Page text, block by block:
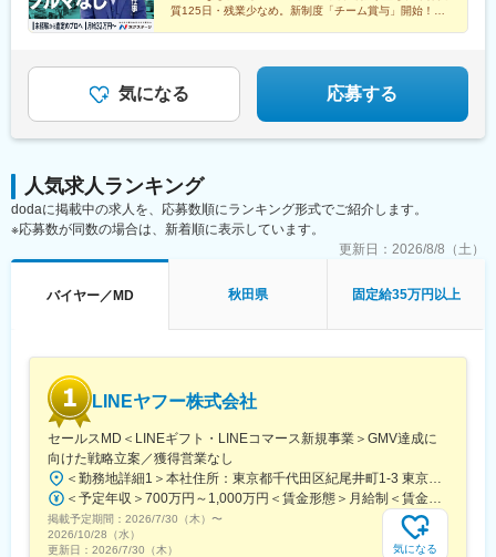
豊明駅、丸亀駅、久米田駅、岐南駅、細畑駅、日向住吉駅、ケー
ブル八幡宮山上駅、伏見駅(京都府)、新大楽毛駅、竜田口駅、伊勢
陽女学園前駅、牛田駅(広島県)、運動公園前駅(青森県)、江南駅(愛
知県)、竜王駅、香里園駅、高岡やぶなみ駅、円座駅、知寄町二丁
目駅、吹上駅(埼玉県)、佐賀駅、萩原天神駅、森林公園駅(北海
橋駅(愛媛県)、北松本駅、焼津駅、信濃国分寺駅、北上尾駅、寝屋
川市駅、東新潟駅、寺尾駅、新宮中央駅、新座駅、道場南口駅、
偕楽園駅、長泉なめり駅、上野毛駅、岩手飯岡駅、西尾駅、土山
駅、石岡駅、石巻あゆみ野駅、摂津駅、中野栄駅、八乙女駅、黒
駅、福井駅(岡山県)、早島駅、淵野辺駅、草加駅、南草津駅、西小
分駅、千川駅、川中島駅、千里駅(三重県)、鶴岡駅、塩釜口駅、土
陸多賀駅、笹原駅、竹下駅、七重浜駅、北八王子駅、八戸駅、折
尾駅、志村三丁目駅、美濃川合駅、彦根駅、西飾磨駅、高塚駅、
天竜川駅、積志駅、東新庄駅、ジヤトコ前駅、公津の杜駅、春江
駅、室見駅、神辺駅、東福山駅、伊達駅、東山公園駅(鳥取県)、置
賜駅、赤嶺駅、伊奈駅、越戸駅、防府駅、門司駅、柏陽駅、村崎
野駅、箕面萱野駅、荒子川公園駅、館腰駅、木更津駅、紀三井寺
駅、紀伊駅、幸駅、杁ケ池公園駅、藤代駅、羽犬塚駅、西新井大
師西駅、武蔵関駅、妙国寺前駅、京成幕張駅、南茨木駅(阪急線)、
楽々園駅、知寄町駅、追分駅(三重県)、等々力駅、西富井駅、要町
上！ ※当社規定に準ずる（みなし残業代29h分・6万1,000円以上
を含む・超過分は1分単位で別途支給）・中域型の場合／月給29
以上を含む・超過分は1分単位で別途支給）・地域型の場合／月給
27万円以上＋各種手当＋賞与年4回（みなし残業代29h分・5万円
以上を含む・超過分は1分単位で別途支給）◎月平均残業時間は
17時間程度！
質125日・残業少なめ。新制度「チーム賞与」開始！通
気になる 応募する
人気求人ランキング
dodaに掲載中の求人を、応募数順にランキング形式でご紹介します。
※応募数が同数の場合は、新着順に表示しています。
更新日： 2026/8/8（土）
バイヤー／MD 秋田県 固定給35万円以上
LINEヤフー株式会社
セールスMD＜LINEギフト・LINEコマース新規事業＞GMV達成に
向けた戦略立案／獲得営業なし
掲載予定期間： 2026/7/30（木） 〜
2026/10/28（水）
更新日： 2026/7/30（木） 気になる